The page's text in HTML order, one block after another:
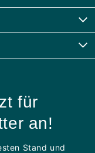
für
an!
Stand und